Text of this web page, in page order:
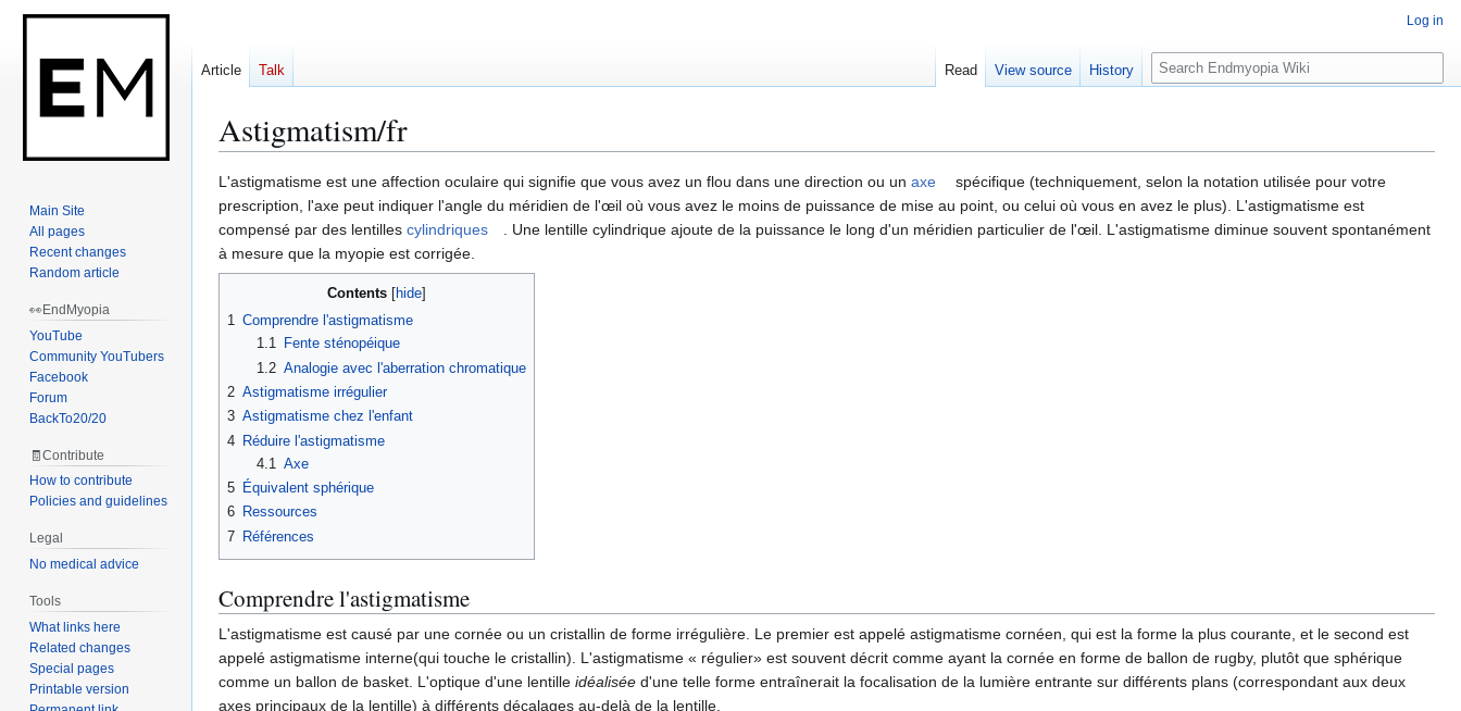
Astigmatism/fr
Jump
to
navigation
Jump
to
search
L'astigmatisme est une affection oculaire qui signifie que vous avez un flou dans une direction ou un axe
spécifique (techniquement, selon la notation utilisée pour votre
prescription, l'axe peut indiquer l'angle du méridien de l'œil où vous avez le moins de puissance de mise au point, ou celui où vous en avez le plus). L'astigmatisme est
compensé par des lentilles cylindriques
. Une lentille cylindrique ajoute de la puissance le long d'un méridien particulier de l'œil. L'astigmatisme diminue souvent spontanément
à mesure que la myopie est corrigée.
Contents
1 Comprendre l'astigmatisme
1.1
Fente sténopéique
1.2 Analogie avec l'aberration chromatique
2 Astigmatisme irrégulier
3 Astigmatisme chez l'enfant
4 Réduire l'astigmatisme
4.1
Axe
5 Équivalent sphérique
6 Ressources
7 Références
Comprendre l'astigmatisme
L'astigmatisme est causé par une cornée ou un cristallin de forme irrégulière. Le premier est appelé astigmatisme cornéen, qui est la forme la plus courante, et le second est
appelé astigmatisme interne(qui touche le cristallin). L'astigmatisme « régulier» est souvent décrit comme ayant la cornée en forme de ballon de rugby, plutôt que sphérique
comme un ballon de basket. L'optique d'une lentille idéalisée d'une telle forme entraînerait la focalisation de la lumière entrante sur différents plans (correspondant aux deux
axes principaux de la lentille) à différents décalages au-delà de la lentille.
Log in
Article Talk Read View source History
S
e
c
h
Main Site
All pages
Recent changes
Random article
👀EndMyopia
YouTube
Community YouTubers
Facebook
Forum
BackTo20/20
🧾Contribute
How to contribute
Policies and guidelines
Legal
No medical advice
Tools
What links here
Related changes
Special pages
Printable version